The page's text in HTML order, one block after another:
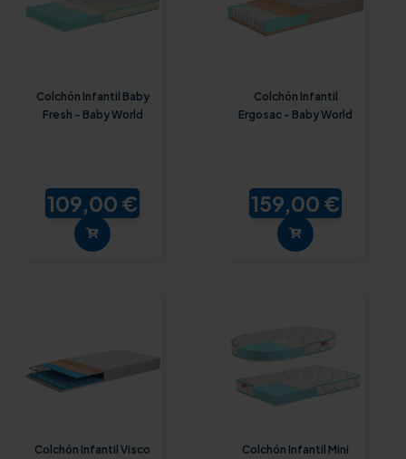
Colchón Infantil Baby
Fresh - Baby World
109,00 €
Colchón Infantil
Ergosac - Baby World
159,00 €
Colchón Infantil Visco
Colchón Infantil Mini